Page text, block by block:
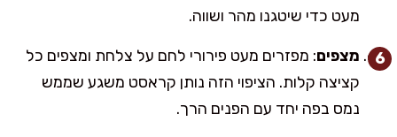
מעט כדי שיטגנו מהר ושווה.
מצפים: מפזרים מעט פירורי לחם על צלחת ומצפים כל
קציצה קלות. הציפוי הזה נותן קראסט משגע שממש
נמס בפה יחד עם הפנים הרך.